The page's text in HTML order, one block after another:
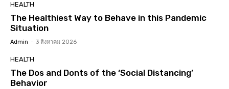
HEALTH
The Healthiest Way to Behave in this Pandemic
Situation
Admin - 3 สิงหาคม 2026
HEALTH
The Dos and Donts of the ‘Social Distancing’
Behavior